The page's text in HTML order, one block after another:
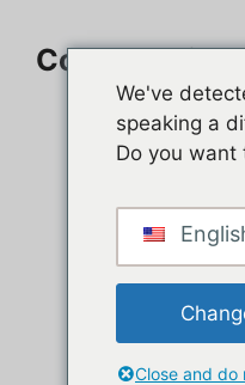
contenuComment
We've
speaking a
Do you want
Close and do